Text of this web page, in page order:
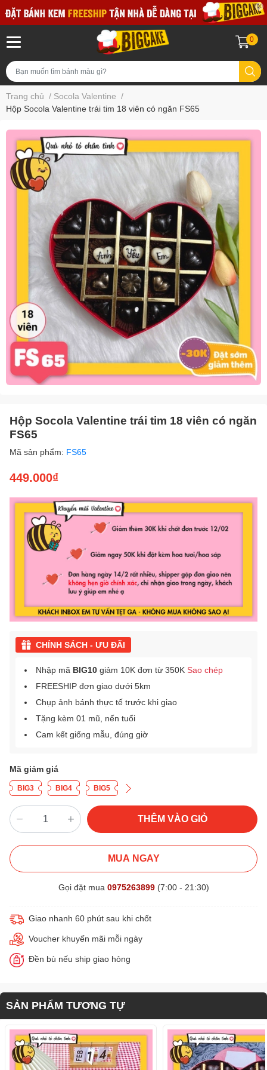
0
Trang chủ / Socola Valentine /
Hộp Socola Valentine trái tim 18 viên có ngăn FS65
Hộp Socola Valentine trái tim 18 viên có ngăn
FS65
Mã sản phẩm: FS65
449.000₫
CHÍNH SÁCH - ƯU ĐÃI
Nhập mã BIG10 giảm 10K đơn từ 350K Sao chép
FREESHIP đơn giao dưới 5km
Chụp ảnh bánh thực tế trước khi giao
Tặng kèm 01 mũ, nến tuổi
Cam kết giống mẫu, đúng giờ
Mã giảm giá
BIG3 BIG4 BIG5
THÊM VÀO GIỎ
MUA NGAY
Gọi đặt mua 0975263899(7:00 - 21:30)
Giao nhanh 60 phút sau khi chốt
Voucher khuyến mãi mỗi ngày
Đền bù nếu ship giao hỏng
SẢN PHẨM TƯƠNG TỰ